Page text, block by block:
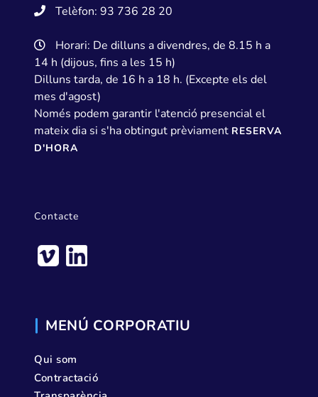
Telèfon: 93 736 28 20
Horari: De dilluns a divendres, de 8.15 h a
14 h (dijous, fins a les 15 h)
Dilluns tarda, de 16 h a 18 h. (Excepte els del
mes d'agost)
Només podem garantir l'atenció presencial el
mateix dia si s'ha obtingut prèviament RESERVA
D'HORA
Contacte
MENÚ CORPORATIU
Qui som
Contractació